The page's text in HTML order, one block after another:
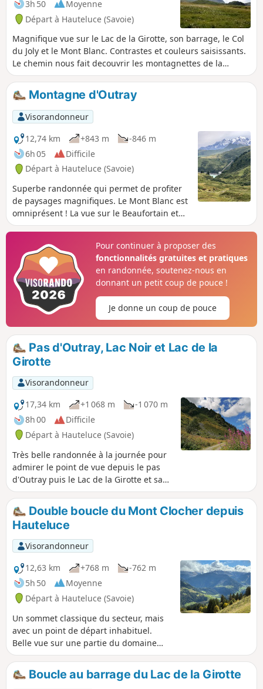
3h 50
Moyenne
Départ à Hauteluce (Savoie)
Magnifique vue sur le Lac de la Girotte, son barrage, le Col
du Joly et le Mont Blanc. Contrastes et couleurs saisissants.
Le chemin nous fait decouvrir les montagnettes de la
Montaz, de la Commanderie, les alpages magnifiques très
fleuris. L'ascension dans la forêt est un peu soutenue au
début. Déclivité importante.
Montagne d'Outray
Visorandonneur
12,74 km
+843 m
-846 m
6h 05
Difficile
Départ à Hauteluce (Savoie)
Superbe randonnée qui permet de profiter
de paysages magnifiques. Le Mont Blanc est
omniprésent ! La vue sur le Beaufortain et
ses barrages vaut aussi le détour.
Pour continuer à proposer des
fonctionnalités gratuites et pratiques
en randonnée, soutenez-nous en
donnant un petit coup de pouce !
Je donne un coup de pouce
Pas d'Outray, Lac Noir et Lac de la
Girotte
Visorandonneur
17,34 km
+1 068 m
-1 070 m
8h 00
Difficile
Départ à Hauteluce (Savoie)
Très belle randonnée à la journée pour
admirer le point de vue depuis le pas
d'Outray puis le Lac de la Girotte et sa
couleur si particulière.
Double boucle du Mont Clocher depuis
Hauteluce
Visorandonneur
12,63 km
+768 m
-762 m
5h 50
Moyenne
Départ à Hauteluce (Savoie)
Un sommet classique du secteur, mais
avec un point de départ inhabituel.
Belle vue sur une partie du domaine
skiable des Saisies. Panorama 360° au
Mont Clocher, et on peut même
entrevoir le barrage de Roselend.
Boucle au barrage du Lac de la Girotte